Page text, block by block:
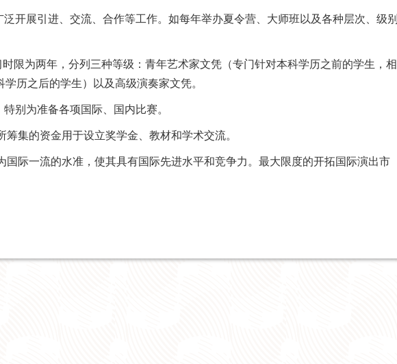
展引进、交流、合作等工作。如每年举办夏令营、大师班以及各种层次、级别
为两年，分列三种等级：青年艺术家文凭（专门针对本科学历之前的学生，相
历之后的学生）以及高级演奏家文凭。
别为准备各项国际、国内比赛。
集的资金用于设立奖学金、教材和学术交流。
际一流的水准，使其具有国际先进水平和竞争力。最大限度的开拓国际演出市